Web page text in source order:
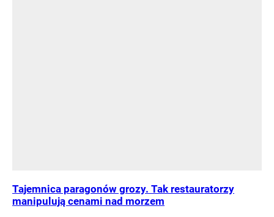
Tajemnica paragonów grozy. Tak restauratorzy
manipulują cenami nad morzem